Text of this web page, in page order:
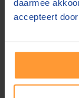
daarmee
accepteert
ouder
welke
het